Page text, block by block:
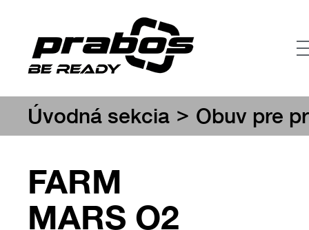
Úvodná sekcia > Obuv pre
FARM
MARS O2